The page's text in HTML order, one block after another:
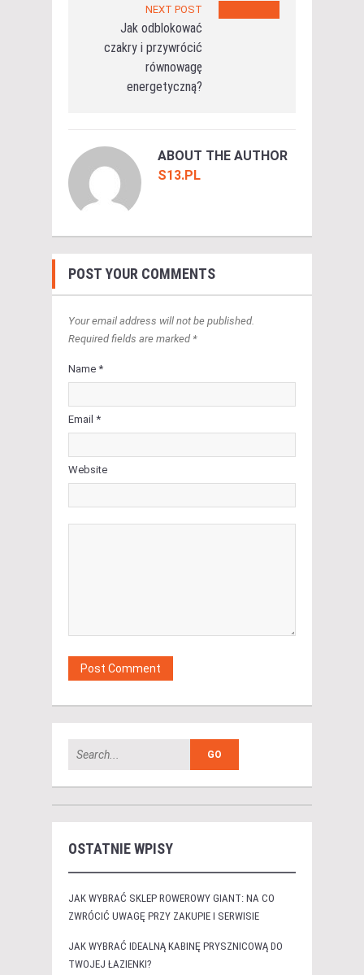
NEXT POST
Jak odblokować
czakry i przywrócić
równowagę
energetyczną?
ABOUT THE AUTHOR
S13.PL
POST YOUR COMMENTS
Your email address will not be published.
Required fields are marked *
Name *
Email *
Website
OSTATNIE WPISY
JAK WYBRAĆ SKLEP ROWEROWY GIANT: NA CO
ZWRÓCIĆ UWAGĘ PRZY ZAKUPIE I SERWISIE
JAK WYBRAĆ IDEALNĄ KABINĘ PRYSZNICOWĄ DO
TWOJEJ ŁAZIENKI?